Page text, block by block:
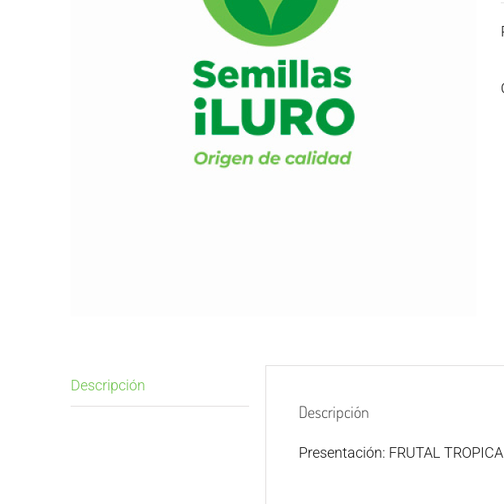
Descripción
Descripción
Presentación: FRUTAL